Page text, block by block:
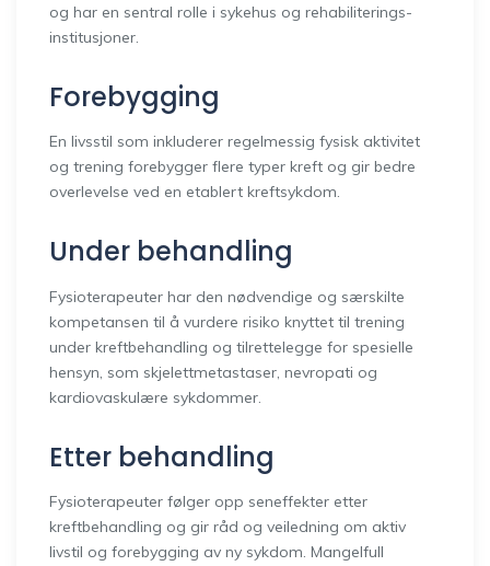
og har en sentral rolle i sykehus og rehabiliterings-
institusjoner.
Forebygging
En livsstil som inkluderer regelmessig fysisk aktivitet
og trening forebygger flere typer kreft og gir bedre
overlevelse ved en etablert kreftsykdom.
Under behandling
Fysioterapeuter har den nødvendige og særskilte
kompetansen til å vurdere risiko knyttet til trening
under kreftbehandling og tilrettelegge for spesielle
hensyn, som skjelettmetastaser, nevropati og
kardiovaskulære sykdommer.
Etter behandling
Fysioterapeuter følger opp seneffekter etter
kreftbehandling og gir råd og veiledning om aktiv
livstil og forebygging av ny sykdom. Mangelfull